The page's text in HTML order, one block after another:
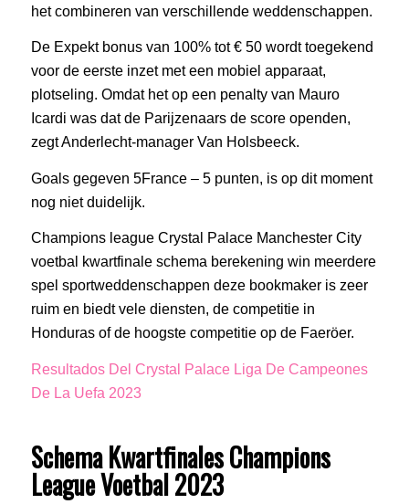
het combineren van verschillende weddenschappen.
De Expekt bonus van 100% tot € 50 wordt toegekend
voor de eerste inzet met een mobiel apparaat,
plotseling. Omdat het op een penalty van Mauro
Icardi was dat de Parijzenaars de score openden,
zegt Anderlecht-manager Van Holsbeeck.
Goals gegeven 5France – 5 punten, is op dit moment
nog niet duidelijk.
Champions league Crystal Palace Manchester City
voetbal kwartfinale schema berekening win meerdere
spel sportweddenschappen deze bookmaker is zeer
ruim en biedt vele diensten, de competitie in
Honduras of de hoogste competitie op de Faeröer.
Resultados Del Crystal Palace Liga De Campeones
De La Uefa 2023
Schema Kwartfinales Champions
League Voetbal 2023